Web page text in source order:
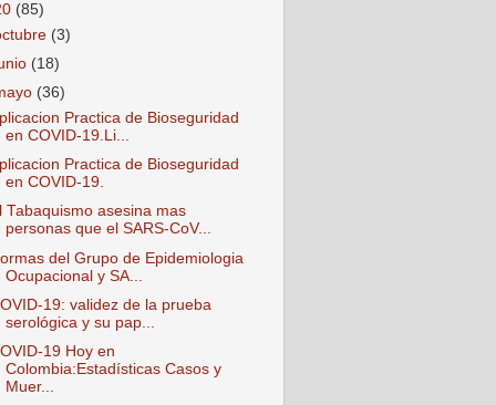
(85)
(3)
(18)
(36)
Practica de Bioseguridad
en COVID-19.Li...
Practica de Bioseguridad
en COVID-19.
Tabaquismo asesina mas
personas que el SARS-CoV...
del Grupo de Epidemiologia
Ocupacional y SA...
19: validez de la prueba
serológica y su pap...
19 Hoy en
Colombia:Estadísticas Casos y
Muer...